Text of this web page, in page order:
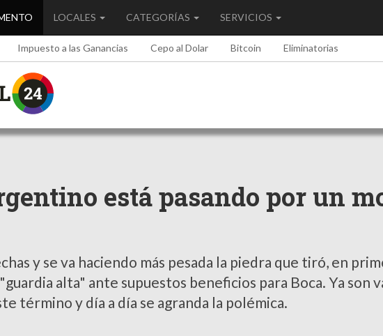
(current)LOCALES CATEGORÍAS SERVICIOS
Impuesto a las Ganancias Cepo al Dolar Bitcoin Eliminatorias
está pasando por un
y se va haciendo más pesada la piedra que tiró, en
alta" ante supuestos beneficios para Boca. Ya son
término y día a día se agranda la polémica.